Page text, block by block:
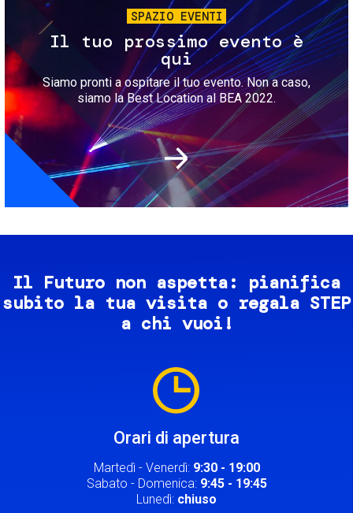
SPAZIO EVENTI
Il tuo prossimo evento è
qui
Siamo pronti a ospitare il tuo evento. Non a caso,
siamo la Best Location al BEA 2022.
Il Futuro non aspetta: pianifica
subito la tua visita o regala STEP
a chi vuoi!
Orari di apertura
Martedì - Venerdì: 9:30 - 19:00
Sabato - Domenica: 9:45 - 19:45
Lunedì: chiuso